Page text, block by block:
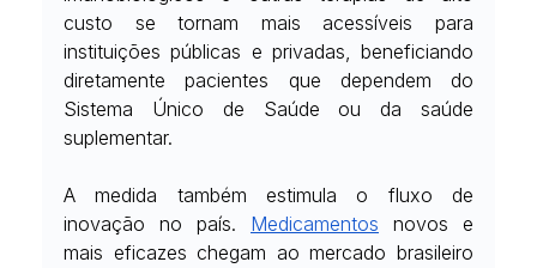
custo se tornam mais acessíveis para
instituições públicas e privadas, beneficiando
diretamente pacientes que dependem do
Sistema Único de Saúde ou da saúde
suplementar.
A medida também estimula o fluxo de
inovação no país.
Medicamentos novos e
mais eficazes chegam ao mercado brasileiro